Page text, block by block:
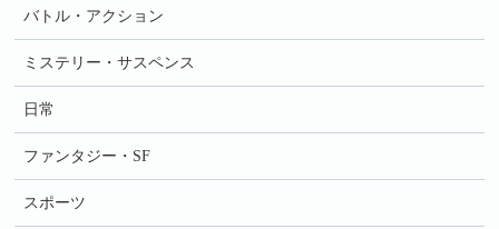
バトル・アクション
ミステリー・サスペンス
日常
ファンタジー・SF
スポーツ